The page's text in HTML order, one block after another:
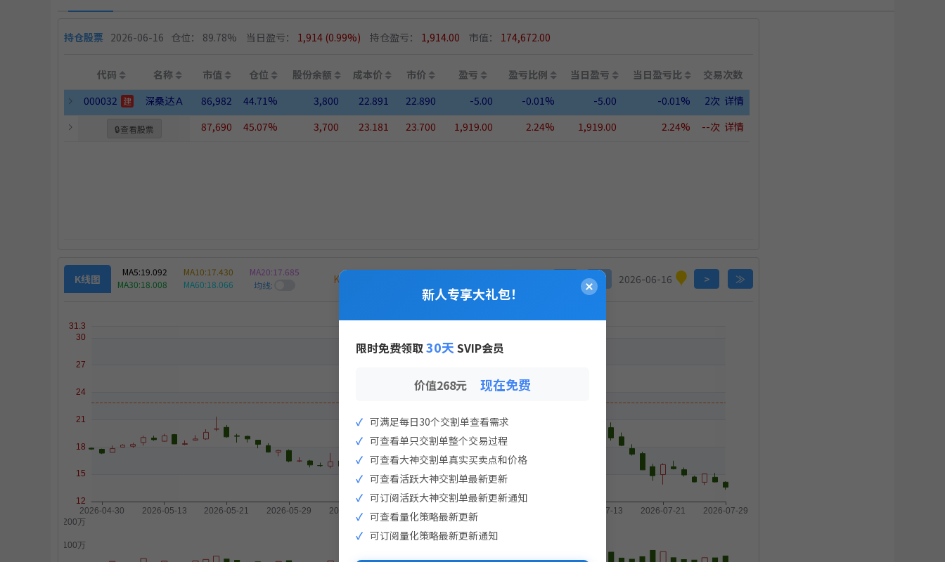
暂无流水记录
策略实盘支付 ×
点击生成支付二维码
点击生成支付二维码
生成支付二维码
持仓股票 2026-06-16 仓位： 89.78% 当日盈亏： 1,914 (0.99%) 持仓盈亏： 1,914.00 市值： 174,672.00
代码 名称 市值 仓位 股份余额 成本价 市价 盈亏 盈亏比例 当日盈亏 当日盈亏比
交易次数
000032 建 深桑达Ａ 86,982 44.71% 3,800 22.891 22.890 -5.00 -0.01% -5.00 -0.01% 2次 详情
🔒查看股票 87,690 45.07% 3,700 23.181 23.700 1,919.00 2.24% 1,919.00 2.24% --次 详情
K线图
MA5:19.092 MA10:17.430 MA20:17.685
MA30:18.008 MA60:18.066 均线: K线价为何与上方持仓价不同？ < 2026-06-16 > ≫
新人专享大礼包！
限时免费领取30天 SVIP会员
价值268元 现在免费
可满足每日30个交割单查看需求
可查看单只交割单整个交易过程
可查看大神交割单真实买卖点和价格
可查看活跃大神交割单最新更新
可订阅活跃大神交割单最新更新通知
可查看量化策略最新更新
可订阅量化策略最新更新通知